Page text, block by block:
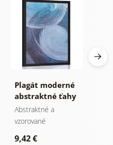
Plagát moderné
abstraktné ťahy
Abstraktné a
vzorované
9,42 €